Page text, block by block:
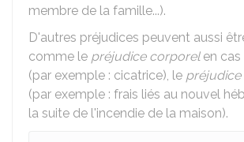
membre de la famille...).
D'autres préjudices peuvent aussi
comme le préjudice corporelen cas
(par exemple : cicatrice), le
(par exemple : frais liés au nouvel
la suite de l'incendie de la maison).